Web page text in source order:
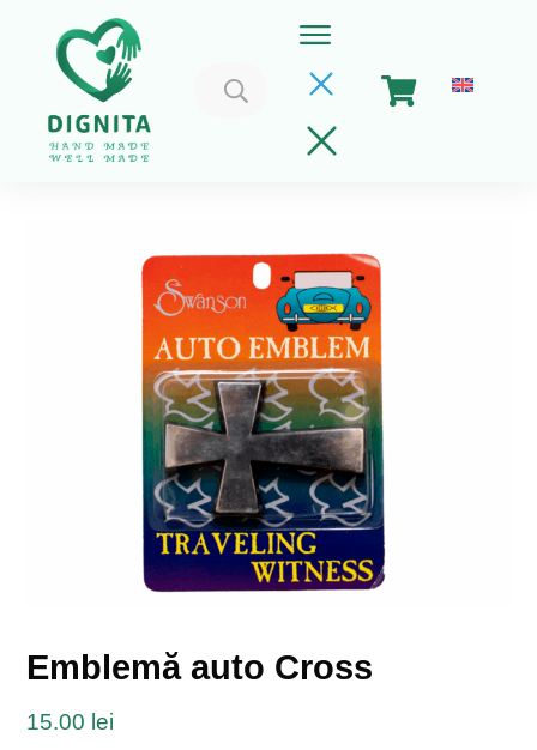
Caută
după:
Home
Coșul meu
Implica-te
Despre Noi
Emblemă auto Cross
15.00 lei